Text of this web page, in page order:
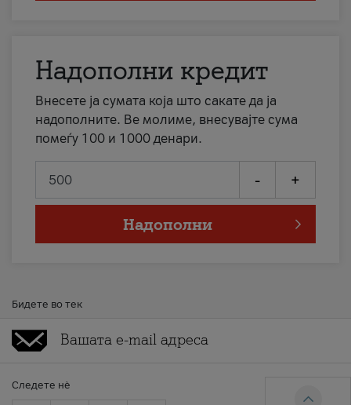
Надополни кредит
Внесете ја сумата која што сакате да ја
надополните. Ве молиме, внесувајте сума
помеѓу 100 и 1000 денари.
- +
Надополни
Бидете во тек
Следете нè